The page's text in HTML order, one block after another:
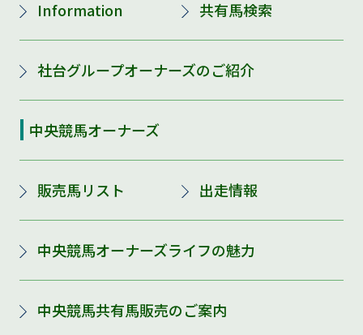
Information 共有馬検索
社台グループオーナーズのご紹介
中央競馬オーナーズ
販売馬リスト 出走情報
中央競馬オーナーズライフの魅力
中央競馬共有馬販売のご案内